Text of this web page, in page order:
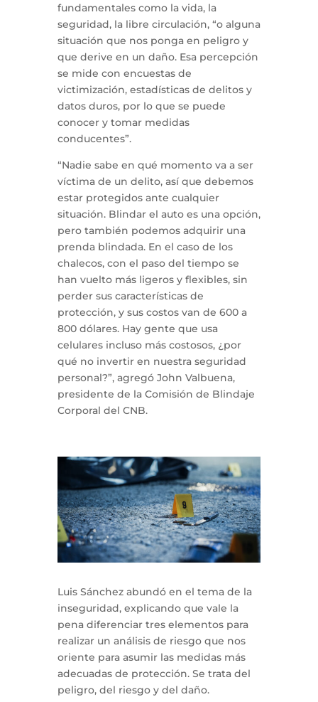
fundamentales como la vida, la
seguridad, la libre circulación, “o alguna
situación que nos ponga en peligro y
que derive en un daño. Esa percepción
se mide con encuestas de
victimización, estadísticas de delitos y
datos duros, por lo que se puede
conocer y tomar medidas
conducentes”.
“Nadie sabe en qué momento va a ser
víctima de un delito, así que debemos
estar protegidos ante cualquier
situación. Blindar el auto es una opción,
pero también podemos adquirir una
prenda blindada. En el caso de los
chalecos, con el paso del tiempo se
han vuelto más ligeros y flexibles, sin
perder sus características de
protección, y sus costos van de 600 a
800 dólares. Hay gente que usa
celulares incluso más costosos, ¿por
qué no invertir en nuestra seguridad
personal?”, agregó John Valbuena,
presidente de la Comisión de Blindaje
Corporal del CNB.
Luis Sánchez abundó en el tema de la
inseguridad, explicando que vale la
pena diferenciar tres elementos para
realizar un análisis de riesgo que nos
oriente para asumir las medidas más
adecuadas de protección. Se trata del
peligro, del riesgo y del daño.